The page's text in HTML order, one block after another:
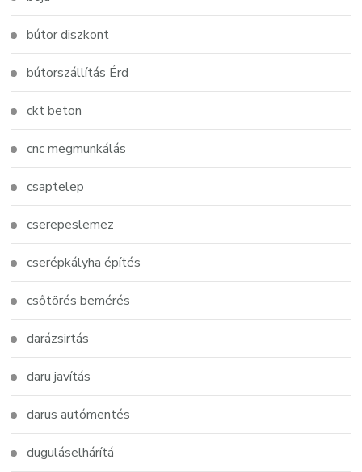
bútor diszkont
bútorszállítás Érd
ckt beton
cnc megmunkálás
csaptelep
cserepeslemez
cserépkályha építés
csőtörés bemérés
darázsirtás
daru javítás
darus autómentés
duguláselhárítá